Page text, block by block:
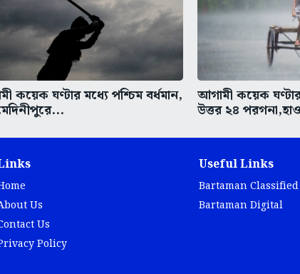
কয়েক ঘণ্টার মধ্যে পশ্চিম বর্ধমান, আগামী কয়েক
উত্তর ২৪
Us
Us
Policy
Useful Links
Bartaman Classified
Bartaman Digital